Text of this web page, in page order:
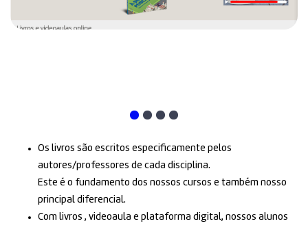
Os livros são escritos especificamente pelos
autores/professores de cada disciplina.
Este é o fundamento dos nossos cursos e também nosso
principal diferencial.
Com livros , videoaula e plataforma digital, nossos alunos